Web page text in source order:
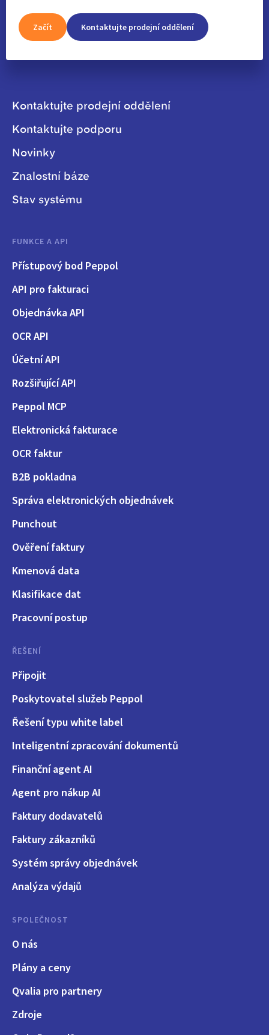
Začít Kontaktujte prodejní oddělení
Kontaktujte prodejní oddělení
Kontaktujte podporu
Novinky
Znalostní báze
Stav systému
FUNKCE A API
Přístupový bod Peppol
API pro fakturaci
Objednávka API
OCR API
Účetní API
Rozšiřující API
Peppol MCP
Elektronická fakturace
OCR faktur
B2B pokladna
Správa elektronických objednávek
Punchout
Ověření faktury
Kmenová data
Klasifikace dat
Pracovní postup
ŘEŠENÍ
Připojit
Poskytovatel služeb Peppol
Řešení typu white label
Inteligentní zpracování dokumentů
Finanční agent AI
Agent pro nákup AI
Faktury dodavatelů
Faktury zákazníků
Systém správy objednávek
Analýza výdajů
SPOLEČNOST
O nás
Plány a ceny
Qvalia pro partnery
Zdroje